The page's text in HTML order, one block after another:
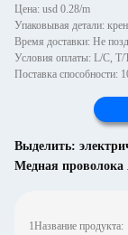
Цена: usd 0.28/m
Упаковывая детали:
Время доставки: Не
Условия оплаты: L/C, T/
Поставка способности:
Выделить:
Медная проволока
1Название продукта: